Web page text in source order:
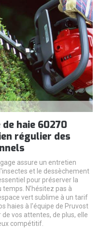
haie 60270
régulier des
assure un entretien
et le dessèchement
pour préserver la
N’hésitez pas à
vert sublime à un tarif
haies à l'équipe de Pruvost
vos attentes, de plus, elle
compétitif.